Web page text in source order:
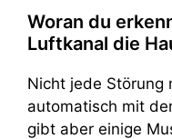
Woran du
Luftkanal die
Nicht jede Störung
automatisch mit
gibt aber einige